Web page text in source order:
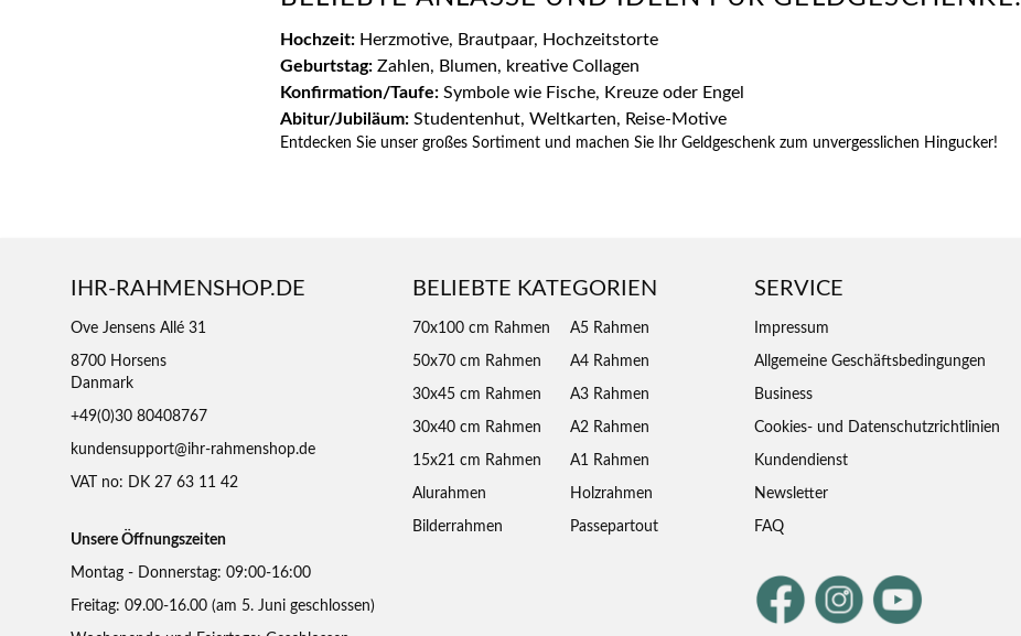
Hochzeit: Herzmotive, Brautpaar, Hochzeitstorte
Geburtstag: Zahlen, Blumen, kreative Collagen
Konfirmation/Taufe: Symbole wie Fische, Kreuze oder Engel
Abitur/Jubiläum: Studentenhut, Weltkarten, Reise-Motive
Entdecken Sie unser großes Sortiment und machen Sie Ihr Geldgeschenk zum unvergesslichen Hingucker!
IHR-RAHMENSHOP.DE
Ove Jensens Allé 31
8700 Horsens
Danmark
+49(0)30 80408767
kundensupport@ihr-rahmenshop.de
VAT no: DK 27 63 11 42
Unsere Öffnungszeiten
Montag - Donnerstag: 09:00-16:00
Freitag: 09.00-16.00 (am 5. Juni geschlossen)
BELIEBTE KATEGORIEN
70x100 cm Rahmen A5 Rahmen
50x70 cm Rahmen A4 Rahmen
30x45 cm Rahmen A3 Rahmen
30x40 cm Rahmen A2 Rahmen
15x21 cm Rahmen A1 Rahmen
Alurahmen Holzrahmen
Bilderrahmen Passepartout
SERVICE
Impressum
Allgemeine Geschäftsbedingungen
Business
Cookies- und Datenschutzrichtlinien
Kundendienst
Newsletter
FAQ